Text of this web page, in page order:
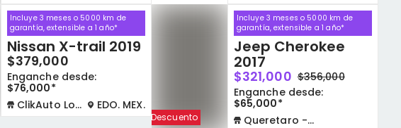
Incluye 3 meses o 5000 km de
garantía, extensible a 1 año*
Nissan X-trail 2019
$379,000
Enganche desde:
$76,000*
ClikAuto Lomas Verdes
EDO. MEX.
Descuento
Incluye 3 meses o 5000 km de
garantía, extensible a 1 año*
Jeep Cherokee
2017
$321,000 $356,000
Enganche desde:
$65,000*
Queretaro - La Capilla